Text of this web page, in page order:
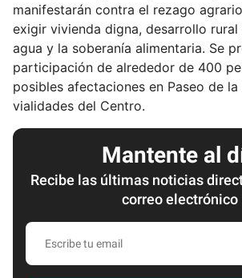
manifestarán contra el rezago
exigir vivienda digna, desarrollo rural
agua y la soberanía alimentaria. Se
participación de alrededor de 400
posibles afectaciones en Paseo de
vialidades del Centro.
Mantente al
Recibe las últimas noticias
correo electrónico
E
c